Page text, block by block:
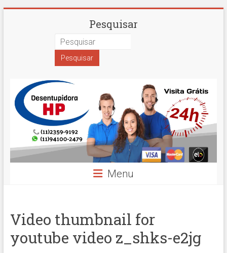
Desentupidora
Paulo
Hidro
Prime
Pesquisar
Menu
Video thumbnail for
youtube video z_shks-e2jg